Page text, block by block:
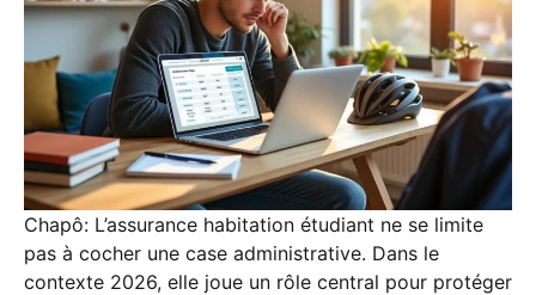
Chapô: L’assurance habitation étudiant ne se limite
pas à cocher une case administrative. Dans le
contexte 2026, elle joue un rôle central pour protéger